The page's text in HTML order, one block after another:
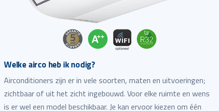
Welke airco heb ik nodig?
Airconditioners zijn er in vele soorten, maten en uitvoeringen;
zichtbaar of uit het zicht ingebouwd. Voor elke ruimte en wens
is er wel een model beschikbaar. Je kan ervoor kiezen om één